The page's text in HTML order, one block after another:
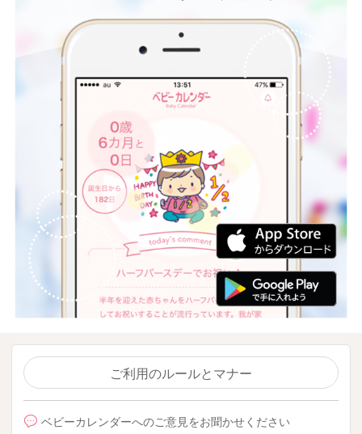
ご利用のルールとマナー
ベビーカレンダーへのご意見をお聞かせください